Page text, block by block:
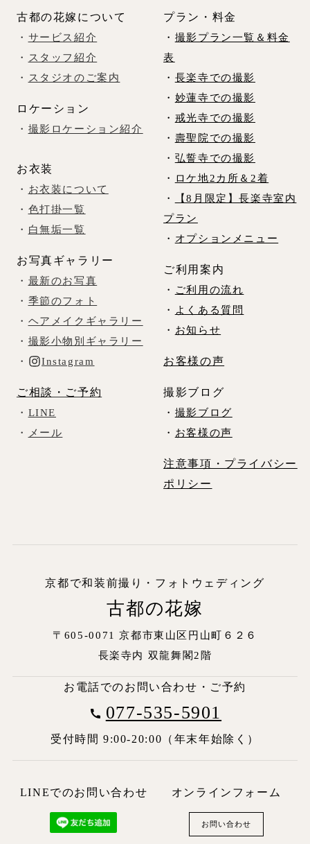
古都の花嫁について
・ サービス紹介
・
スタッフ紹介
・
スタジオのご案内
ロケーション
・ 撮影ロケーション紹介
お衣装
・ お衣装について
・ 色打掛一覧
・ 白無垢一覧
お写真ギャラリー
・ 最新のお写真
・ 季節のフォト
・ ヘアメイクギャラリー
・ 撮影小物別ギャラリー
・
Instagram
ご相談・ご予約
・ LINE
・
メール
プラン・料金
・ 撮影プラン一覧＆料金
表
・ 長楽寺での撮影
・ 妙蓮寺での撮影
・ 戒光寺での撮影
・ 壽聖院での撮影
・ 弘誓寺での撮影
・
ロケ地2カ所＆2着
・
【8月限定】長楽寺室内
プラン
・ オプションメニュー
ご利用案内
・
ご利用の流れ
・
よくある質問
・ お知らせ
お客様の声
撮影ブログ
・ 撮影ブログ
・ お客様の声
注意事項・プライバシー
ポリシー
京都で和装前撮り・フォトウェディング
古都の花嫁
〒605-0071 京都市東山区円山町６２６
長楽寺内 双龍舞閣2階
お電話でのお問い合わせ・ご予約
077-535-5901
受付時間 9:00-20:00（年末年始除く）
LINEでのお問い合わせ オンラインフォーム
お問い合わせ